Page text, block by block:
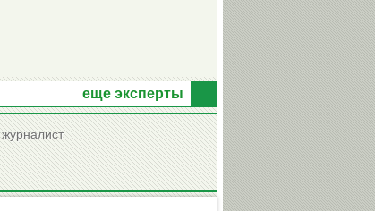
Хоточкин
Любимов
Николай
Долгополов
Николай
Быканов
еще эксперты
журналист